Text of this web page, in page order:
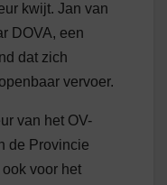
kwijt. Jan van
DOVA, een
dat zich
vervoer.
van het OV-
de Provincie
voor het